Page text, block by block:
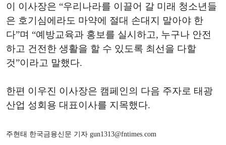
이 이사장은 “우리나라를 이끌어 갈 미래 청소년들
은 호기심에라도 마약에 절대 손대지 말아야 한
다”며 “예방교육과 홍보를 실시하고, 누구나 안전
하고 건전한 생활을 할 수 있도록 최선을 다할
것”이라고 말했다.
한편 이우진 이사장은 캠페인의 다음 주자로 태광
산업 성회용 대표이사를 지목했다.
주현태 한국금융신문 기자 gun1313@fntimes.com